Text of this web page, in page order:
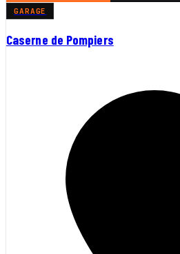
GARAGE
Caserne de Pompiers